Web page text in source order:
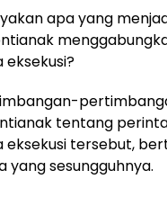
apa yang
eksekusi?
tentang
eksekusi tersebut,
sesungguhnya.